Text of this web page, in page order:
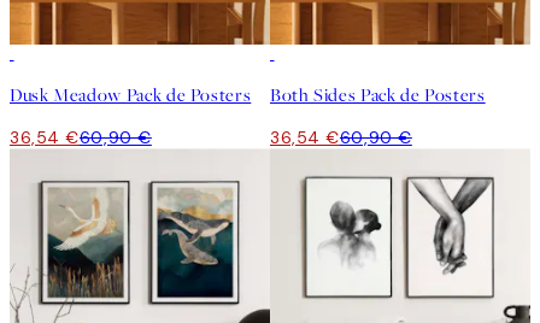
Dusk Meadow Pack de Posters
36,54 €60,90 €
Both Sides Pack de Posters
36,54 €60,90 €